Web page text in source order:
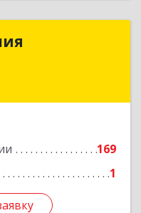
169
1
Юлия
Подробнее